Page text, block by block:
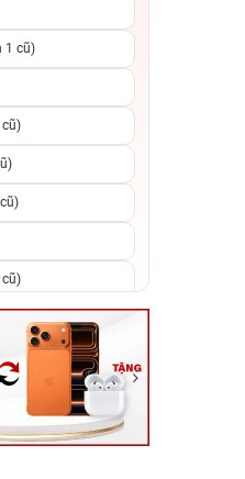
thân
1 cũ)
cũ)
cũ)
Đức cũ)
Đức Cũ)
Tàu cũ)